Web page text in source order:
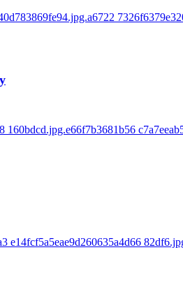
e14fcf5a5eae9d260635a4d66